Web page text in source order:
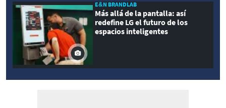
E&N BRANDLAB
Más allá de la pantalla: así
redefine LG el futuro de los
espacios inteligentes